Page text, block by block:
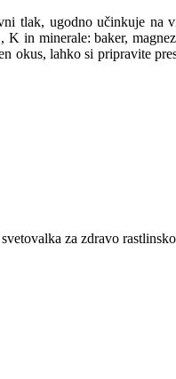
tlak, ugodno učinkuje na
in minerale: baker,
okus, lahko si pripravite
za zdravo